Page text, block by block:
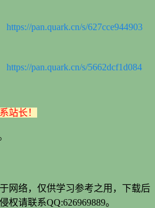
https://pan.quark.cn/s/627cce944903
https://pan.quark.cn/s/5662dcf1d084
站长！
网络，仅供学习参考之用，下载后
权请联系QQ:626969889。